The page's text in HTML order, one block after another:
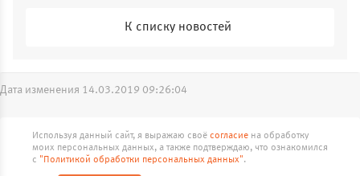
К списку новостей
Дата изменения 14.03.2019 09:26:04
© ООО Страховая Компания «Гелиос»
Реквизиты Документы Карта сайта
Продолжая работу с сайтом skgelios.ru, вы подтверждаете
использование сайтом cookies вашего браузера.
Используя данный сайт, я выражаю своё согласие на обработку
моих персональных данных, а также подтверждаю, что ознакомился
с "Политикой обработки персональных данных".